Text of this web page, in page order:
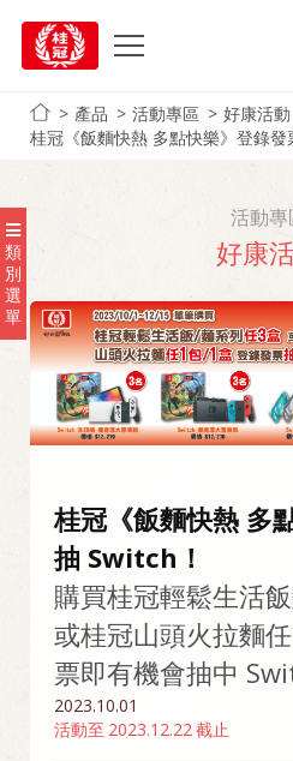
產品 活動專區
好康活動
桂冠《飯麵快熱 多點快樂》登錄發
類
別
選
單
活動專
好康
桂冠《飯麵快熱 多
抽 Switch！
購買桂冠輕鬆生活
或桂冠山頭火拉麵
票即有機會抽中
2023.10.01
活動至 2023.12.22 截止